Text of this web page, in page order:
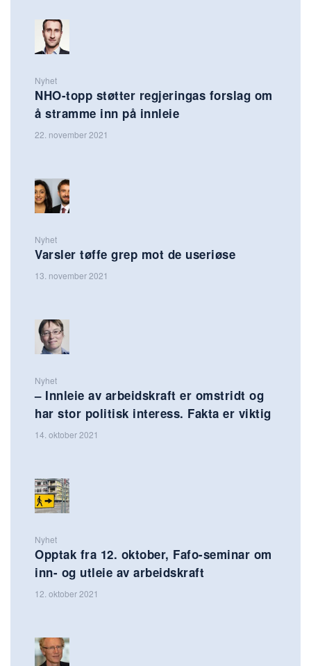
Nyhet
NHO-topp støtter regjeringas forslag om
å stramme inn på innleie
22. november 2021
Nyhet
Varsler tøffe grep mot de useriøse
13. november 2021
Nyhet
– Innleie av arbeidskraft er omstridt og
har stor politisk interess. Fakta er viktig
14. oktober 2021
Nyhet
Opptak fra 12. oktober, Fafo-seminar om
inn- og utleie av arbeidskraft
12. oktober 2021